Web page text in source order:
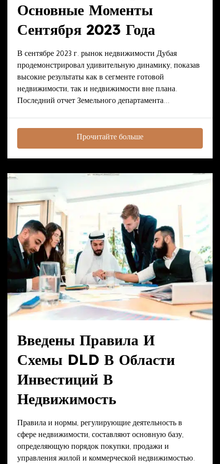
Основные Моменты
Сентября 2023 Года
В сентябре 2023 г. рынок недвижимости Дубая
продемонстрировал удивительную динамику, показав
высокие результаты как в сегменте готовой
недвижимости, так и недвижимости вне плана.
Последний отчет Земельного департамента...
Прочитайте больше
Введены Правила И
Схемы DLD В Области
Инвестиций В
Недвижимость
Правила и нормы, регулирующие деятельность в
сфере недвижимости, составляют основную базу,
определяющую порядок покупки, продажи и
управления жилой и коммерческой недвижимостью.